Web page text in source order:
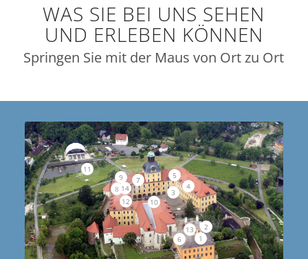
WAS SIE BEI UNS SEHEN
UND ERLEBEN KÖNNEN
Springen Sie mit der Maus von Ort zu Ort
1
2
3
4
5
6
7
8
9
10
11
12
13
14